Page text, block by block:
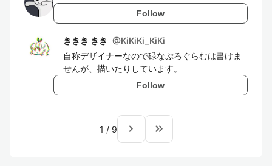
Follow
ききき きき @KiKiKi_KiKi
自称デザイナーなので碌なぷろぐらむは書けま
せんが、描いたりしています。
Follow
1 / 9 navigate_next keyboard_double_arrow_right